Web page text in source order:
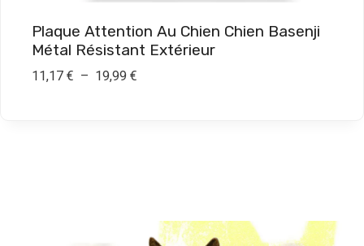
,
9
0
Plaque Attention Au Chien Chien Basenji
Métal Résistant Extérieur
11,17 € – 19,99 €P